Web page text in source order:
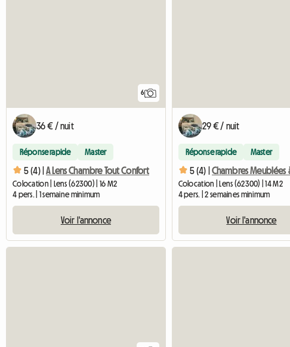
6
36 € / nuit
Réponse rapide Master
5 (4) | A Lens Chambre Tout Confort
Colocation | Lens (62300) | 16 M2
4 pers. | 1 semaine minimum
Voir l'annonce
29 € / nuit
Réponse rapide Master
5 (4) |
Colocation | Lens (62300) | 14 M2
4 pers. | 2 semaines minimum
Voir l'annonce